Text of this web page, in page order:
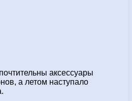
аксессуары
а летом наступало